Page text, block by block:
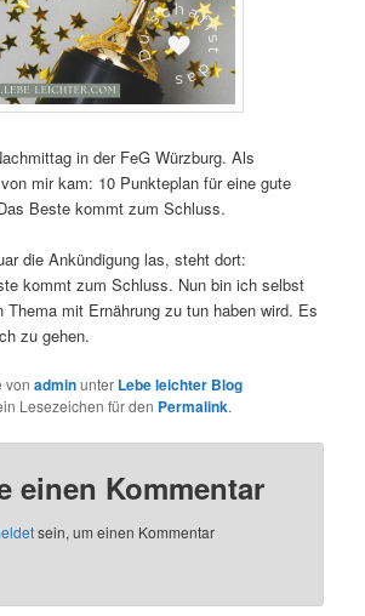
in der FeG Würzburg. Als
mir kam: 10 Punkteplan für eine gute
Beste kommt zum Schluss.
die Ankündigung las, steht dort:
kommt zum Schluss. Nun bin ich selbst
Thema mit Ernährung zu tun haben wird. Es
zu gehen.
vonadminunter Lebe leichter Blog
Lesezeichen für den Permalink.
einen Kommentar
sein, um einen Kommentar